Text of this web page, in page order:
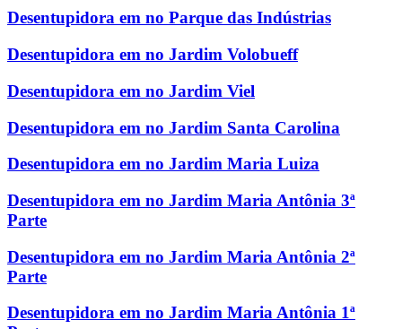
Desentupidora em no Parque das Indústrias
Desentupidora em no Jardim Volobueff
Desentupidora em no Jardim Viel
Desentupidora em no Jardim Santa Carolina
Desentupidora em no Jardim Maria Luiza
Desentupidora em no Jardim Maria Antônia 3ª
Parte
Desentupidora em no Jardim Maria Antônia 2ª
Parte
Desentupidora em no Jardim Maria Antônia 1ª